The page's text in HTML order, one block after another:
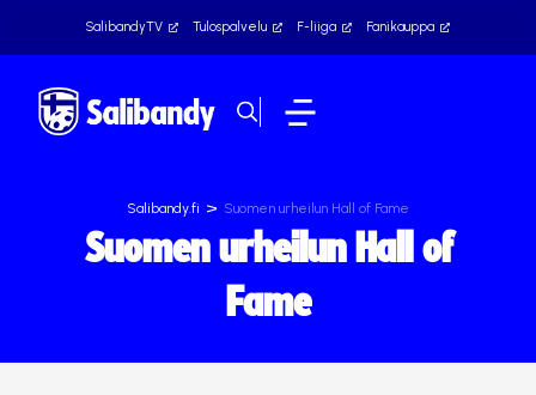
SalibandyTV Tulospalvelu F-liiga Fanikauppa
Salibandy.fi > Suomen urheilun Hall of Fame
Suomen urheilun Hall of
Fame